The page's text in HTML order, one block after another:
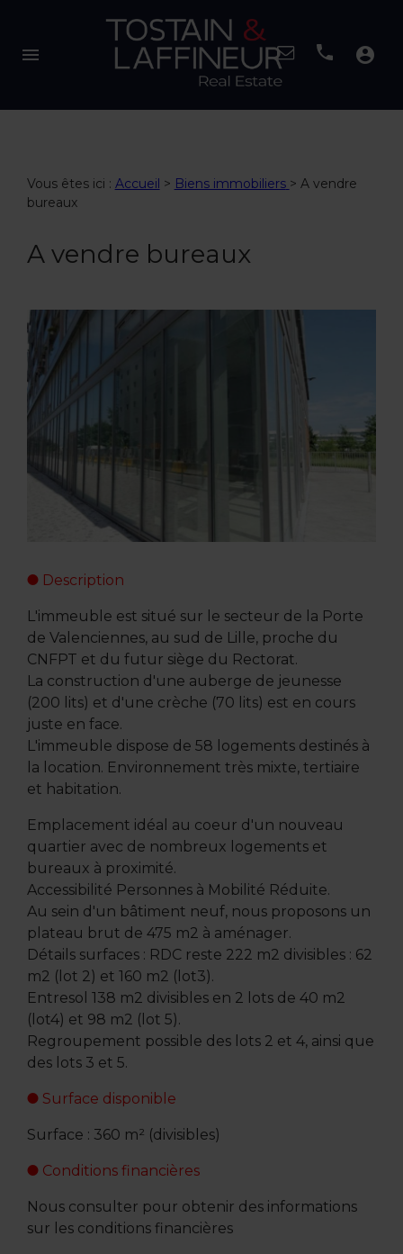
menu account_circle
Vous êtes ici : Accueil > Biens immobiliers > A vendre
bureaux
A vendre bureaux
Description
L'immeuble est situé sur le secteur de la Porte
de Valenciennes, au sud de Lille, proche du
CNFPT et du futur siège du Rectorat.
La construction d'une auberge de jeunesse
(200 lits) et d'une crèche (70 lits) est en cours
juste en face.
L'immeuble dispose de 58 logements destinés à
la location. Environnement très mixte, tertiaire
et habitation.
Emplacement idéal au coeur d'un nouveau
quartier avec de nombreux logements et
bureaux à proximité.
Accessibilité Personnes à Mobilité Réduite.
Au sein d'un bâtiment neuf, nous proposons un
plateau brut de 475 m2 à aménager.
Détails surfaces : RDC reste 222 m2 divisibles : 62
m2 (lot 2) et 160 m2 (lot3).
Entresol 138 m2 divisibles en 2 lots de 40 m2
(lot4) et 98 m2 (lot 5).
Regroupement possible des lots 2 et 4, ainsi que
des lots 3 et 5.
Surface disponible
Surface : 360 m² (divisibles)
Conditions financières
Nous consulter pour obtenir des informations
sur les conditions financières